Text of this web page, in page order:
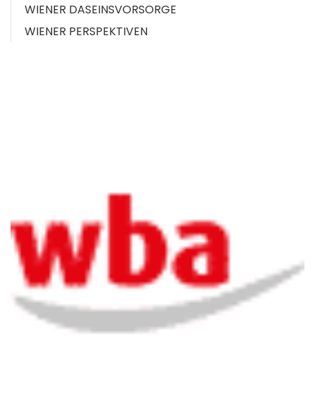
WIENER DASEINSVORSORGE
WIENER PERSPEKTIVEN